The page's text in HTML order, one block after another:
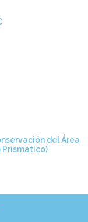
del Área
Prismático)